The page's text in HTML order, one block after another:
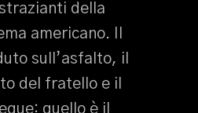
della
americano. Il
sull’asfalto, il
del fratello e il
quello è il